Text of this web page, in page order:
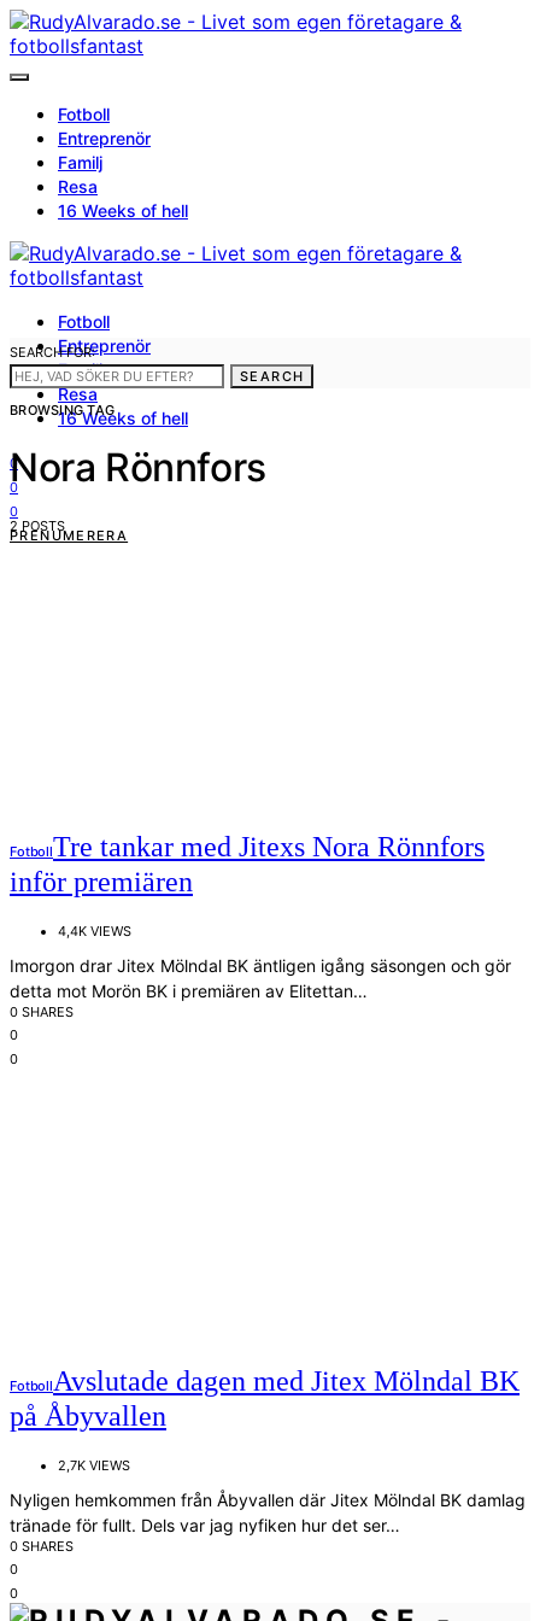
Fotboll
Entreprenör
Familj
Resa
16 Weeks of hell
Fotboll
Entreprenör
Familj
Resa
16 Weeks of hell
0
0
0
PRENUMERERA
SEARCH FOR:
SEARCH
BROWSING TAG
Nora Rönnfors
2 POSTS
FotbollTre tankar med Jitexs Nora Rönnfors
inför premiären
4,4K VIEWS
Imorgon drar Jitex Mölndal BK äntligen igång säsongen och gör
detta mot Morön BK i premiären av Elitettan…
0 SHARES
0
0
Fotboll Avslutade dagen med Jitex Mölndal BK
på Åbyvallen
2,7K VIEWS
Nyligen hemkommen från Åbyvallen där Jitex Mölndal BK damlag
tränade för fullt. Dels var jag nyfiken hur det ser…
0 SHARES
0
0